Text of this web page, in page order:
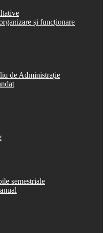
și funcționare
de Administrație
semestriale